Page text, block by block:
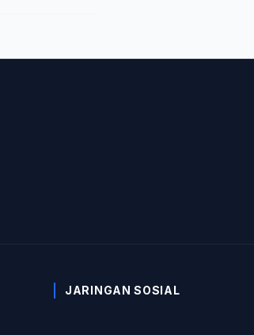
JARINGAN SOSIAL